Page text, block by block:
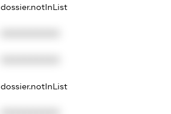
dossier.notInList
dossier.notInList